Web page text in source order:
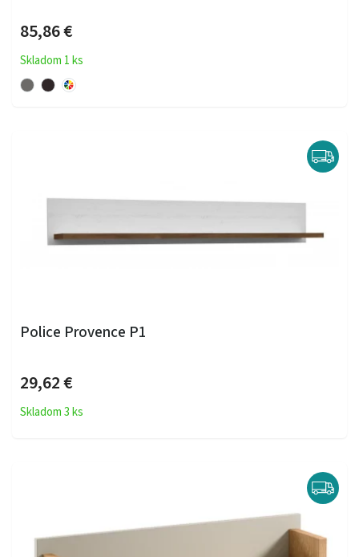
85,86 €
Skladom 1 ks
Police Provence P1
29,62 €
Skladom 3 ks